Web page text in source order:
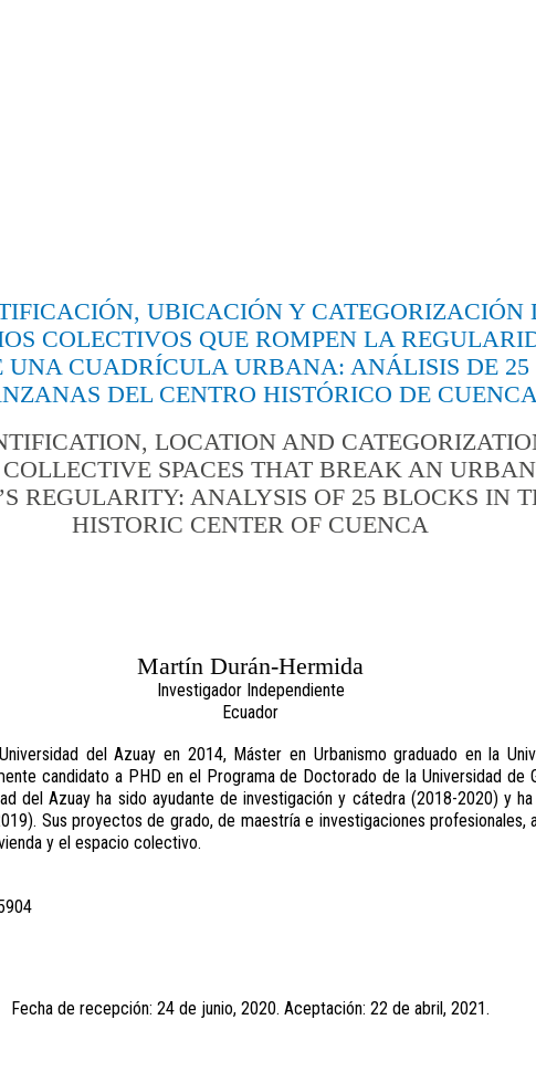
UBICACIÓN Y CATEGORIZACIÓN
COLECTIVOS QUE ROMPEN LA
UNA CUADRÍCULA URBANA: ANÁLISIS DE 25
DEL CENTRO HISTÓRICO DE CUENCA
LOCATION AND
COLLECTIVE SPACES THAT BREAK AN URBAN
REGULARITY: ANALYSIS OF 25 BLOCKS IN
HISTORIC CENTER OF CUENCA
Martín Durán-Hermida
Investigador Independiente
Ecuador
del Azuay en 2014, Máster en Urbanismo graduado en la
candidato a PHD en el Programa de Doctorado de la Universidad de
del Azuay ha sido ayudante de investigación y cátedra (2018-2020) y
Sus proyectos de grado, de maestría e investigaciones profesionales,
y el espacio colectivo.
Fecha de recepción: 24 de junio, 2020. Aceptación: 22 de abril, 2021.